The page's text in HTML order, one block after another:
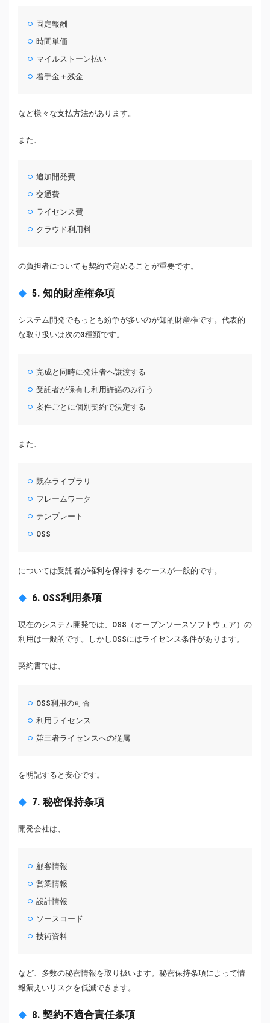
固定報酬
時間単価
マイルストーン払い
着手金＋残金
など様々な支払方法があります。
また、
追加開発費
交通費
ライセンス費
クラウド利用料
の負担者についても契約で定めることが重要です。
5. 知的財産権条項
システム開発でもっとも紛争が多いのが知的財産権です。代表的
な取り扱いは次の3種類です。
完成と同時に発注者へ譲渡する
受託者が保有し利用許諾のみ行う
案件ごとに個別契約で決定する
また、
既存ライブラリ
フレームワーク
テンプレート
OSS
については受託者が権利を保持するケースが一般的です。
6. OSS利用条項
現在のシステム開発では、OSS（オープンソースソフトウェア）の
利用は一般的です。しかしOSSにはライセンス条件があります。
契約書では、
OSS利用の可否
利用ライセンス
第三者ライセンスへの従属
を明記すると安心です。
7. 秘密保持条項
開発会社は、
顧客情報
営業情報
設計情報
ソースコード
技術資料
など、多数の秘密情報を取り扱います。秘密保持条項によって情
報漏えいリスクを低減できます。
8. 契約不適合責任条項